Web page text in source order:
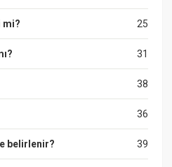
25
mi?
31
38
36
39
belirlenir?